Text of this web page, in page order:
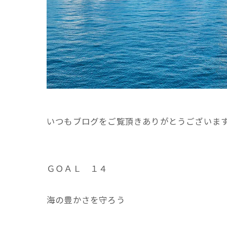
いつもブログをご覧頂きありがとうございま
ＧＯＡＬ １４
海の豊かさを守ろう